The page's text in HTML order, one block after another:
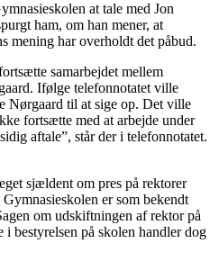
at tale med Jon
ham, om han mener, at
mening har overholdt det påbud.
samarbejdet mellem
Ifølge telefonnotatet ville
Nørgaard til at sige op. Det ville
fortsætte med at arbejde under
aftale”, står der i telefonnotatet.
sjældent om pres på rektorer
er som bekendt
om udskiftningen af rektor på
bestyrelsen på skolen handler dog